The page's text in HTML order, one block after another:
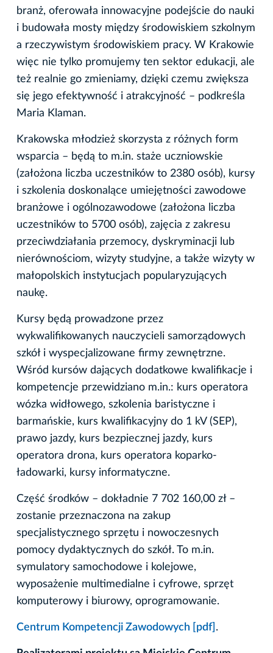
branż, oferowała innowacyjne podejście do nauki
i budowała mosty między środowiskiem szkolnym
a rzeczywistym środowiskiem pracy. W Krakowie
więc nie tylko promujemy ten sektor edukacji, ale
też realnie go zmieniamy, dzięki czemu zwiększa
się jego efektywność i atrakcyjność – podkreśla
Maria Klaman.
Krakowska młodzież skorzysta z różnych form
wsparcia – będą to m.in. staże uczniowskie
(założona liczba uczestników to 2380 osób), kursy
i szkolenia doskonalące umiejętności zawodowe
branżowe i ogólnozawodowe (założona liczba
uczestników to 5700 osób), zajęcia z zakresu
przeciwdziałania przemocy, dyskryminacji lub
nierównościom, wizyty studyjne, a także wizyty w
małopolskich instytucjach popularyzujących
naukę.
Kursy będą prowadzone przez
wykwalifikowanych nauczycieli samorządowych
szkół i wyspecjalizowane firmy zewnętrzne.
Wśród kursów dających dodatkowe kwalifikacje i
kompetencje przewidziano m.in.: kurs operatora
wózka widłowego, szkolenia baristyczne i
barmańskie, kurs kwalifikacyjny do 1 kV (SEP),
prawo jazdy, kurs bezpiecznej jazdy, kurs
operatora drona, kurs operatora koparko-
ładowarki, kursy informatyczne.
Część środków – dokładnie 7 702 160,00 zł –
zostanie przeznaczona na zakup
specjalistycznego sprzętu i nowoczesnych
pomocy dydaktycznych do szkół. To m.in.
symulatory samochodowe i kolejowe,
wyposażenie multimedialne i cyfrowe, sprzęt
komputerowy i biurowy, oprogramowanie.
Centrum Kompetencji Zawodowych [pdf] .